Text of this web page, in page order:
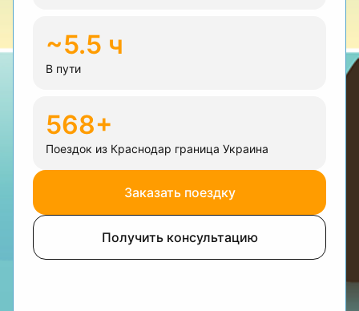
~5.5 ч
В пути
568+
Поездок из Краснодар граница Украина
Заказать поездку
Получить консультацию